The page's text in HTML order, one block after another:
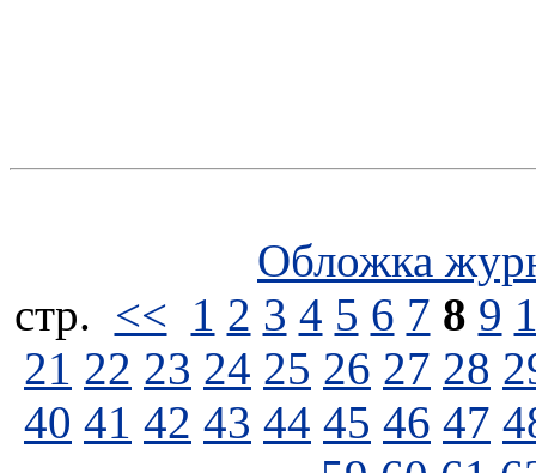
Обложка
стp. << 1 2 3 4 5 6 7 8 9
21 22 23 24 25 26 27 28
40 41 42 43 44 45 46 47